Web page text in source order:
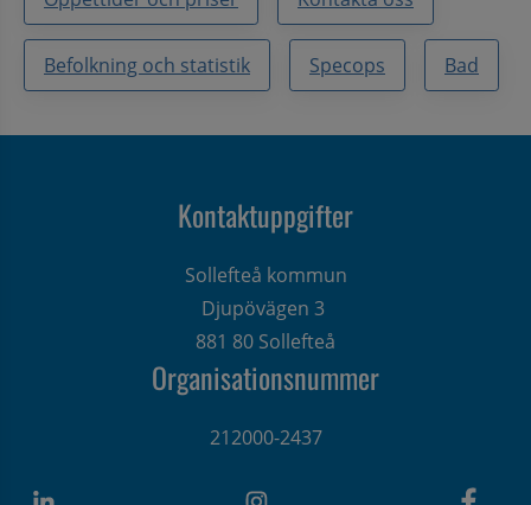
Befolkning och statistik Specops Bad
Kontaktuppgifter
Sollefteå kommun
Djupövägen 3
881 80 Sollefteå
Organisationsnummer
212000-2437